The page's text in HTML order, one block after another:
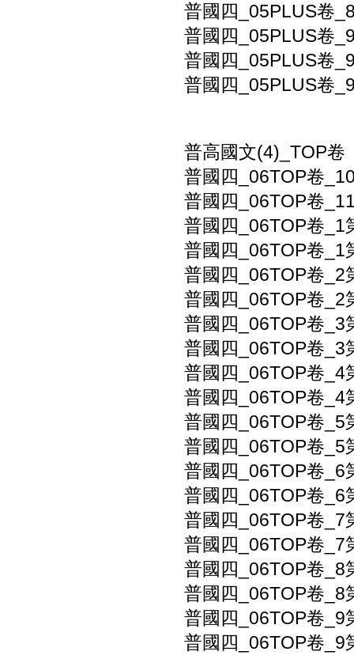
普國四_05PLUS卷
普國四_05PLUS卷
普國四_05PLUS卷
普國四_05PLUS卷
普高國文(4)_TOP卷
普國四_06TOP卷
普國四_06TOP卷
普國四_06TOP卷_1
普國四_06TOP卷_1
普國四_06TOP卷_2
普國四_06TOP卷_2
普國四_06TOP卷_3
普國四_06TOP卷_3
普國四_06TOP卷_4
普國四_06TOP卷_4
普國四_06TOP卷_5
普國四_06TOP卷_5
普國四_06TOP卷_6
普國四_06TOP卷_6
普國四_06TOP卷_7
普國四_06TOP卷_7
普國四_06TOP卷_8
普國四_06TOP卷_8
普國四_06TOP卷_9
普國四_06TOP卷_9